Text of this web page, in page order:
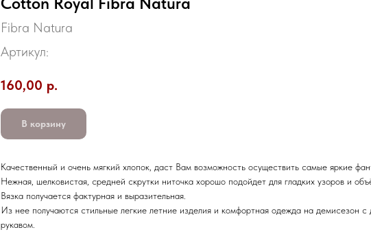
Fibra Natura
Артикул:
160,00 р.
В корзину
Качественный и очень мягкий хлопок, даст Вам возможность осуществить самые яркие
Нежная, шелковистая, средней скрутки ниточка хорошо подойдет для гладких узоров и
Вязка получается фактурная и выразительная.
Из нее получаются стильные легкие летние изделия и комфортная одежда на демисезон с
рукавом.